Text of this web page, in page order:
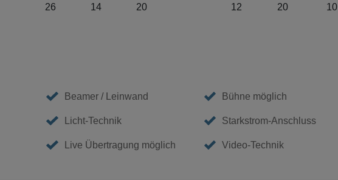
26 14 20 12 20 10
Beamer / Leinwand Bühne möglich
Licht-Technik Starkstrom-Anschluss
Live Übertragung möglich Video-Technik